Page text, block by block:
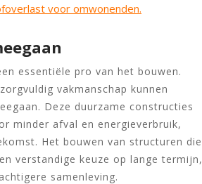
voor omwonenden.
essentiële pro van het bouwen.
vakmanschap kunnen
Deze duurzame constructies
minder afval en energieverbruik,
Het bouwen van structuren die
verstandige keuze op lange termijn,
samenleving.